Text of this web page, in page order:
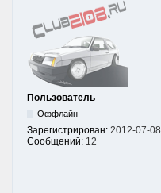
Пользователь
Оффлайн
Зарегистрирован: 2012-07-08
Сообщений: 12